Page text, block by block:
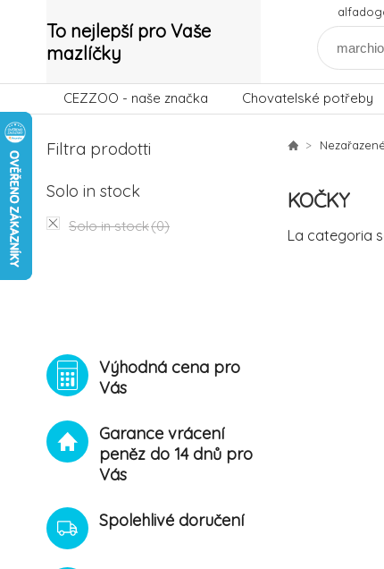
To nejlepší pro Vaše
mazlíčky
CEZZOO - naše značka Chovatelské potřeby
Filtra prodotti
Solo in stock
Solo in stock(0)
Výhodná cena pro
Vás
Garance vrácení
peněz do 14 dnů pro
Vás
Spolehlivé doručení
KOČKY
La categoria